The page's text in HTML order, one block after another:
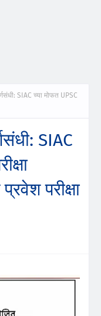
SIAC च्या मोफत UPSC
SIAC
परीक्षा